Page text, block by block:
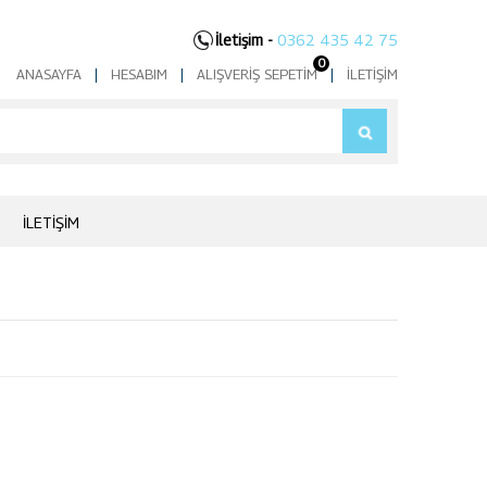
ANASAYFA | HESABIM | ALIŞVERIŞ SEPETIM| İLETIŞIM
İletişim - 0362 435 42 75
0
İLETIŞIM